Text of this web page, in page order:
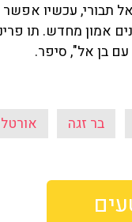
תבורי, עכשיו
אמון מחדש. תו
בן אל", סיפר.
בר זגה